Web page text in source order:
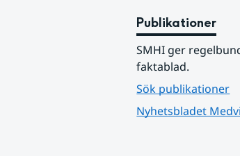
Publikationer
SMHI ger
faktablad.
Sök publikationer
Nyhetsbladet